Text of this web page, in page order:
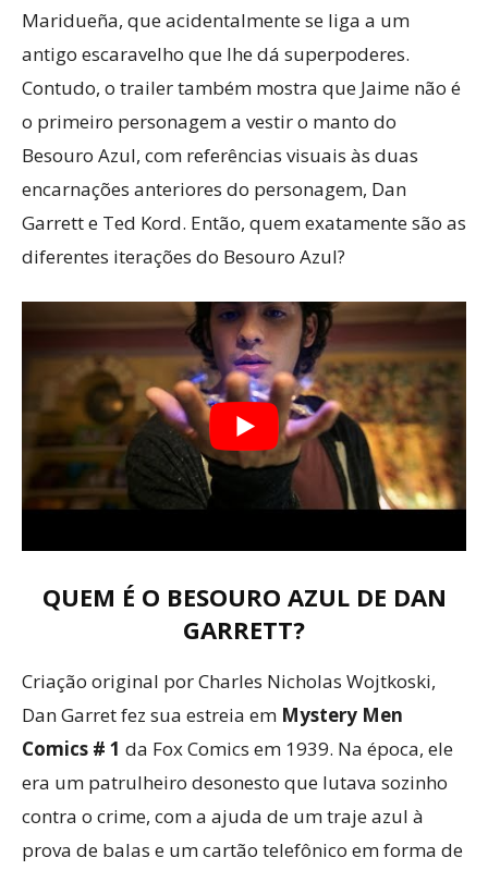
Maridueña, que acidentalmente se liga a um
antigo escaravelho que lhe dá superpoderes.
Contudo, o trailer também mostra que Jaime não é
o primeiro personagem a vestir o manto do
Besouro Azul, com referências visuais às duas
encarnações anteriores do personagem, Dan
Garrett e Ted Kord. Então, quem exatamente são as
diferentes iterações do Besouro Azul?
QUEM É O BESOURO AZUL DE DAN
GARRETT?
Criação original por Charles Nicholas Wojtkoski,
Dan Garret fez sua estreia em Mystery Men
Comics # 1 da Fox Comics em 1939. Na época, ele
era um patrulheiro desonesto que lutava sozinho
contra o crime, com a ajuda de um traje azul à
prova de balas e um cartão telefônico em forma de